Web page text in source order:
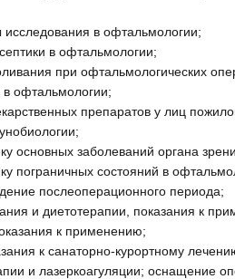
в офтальмологии;
в офтальмологии;
при офтальмологических
офтальмологии;
препаратов у лиц
основных заболеваний органа
пограничных состояний в
послеоперационного периода;
и диетотерапии, показания к
к применению;
к санаторно-курортному
и лазеркоагуляции; оснащение